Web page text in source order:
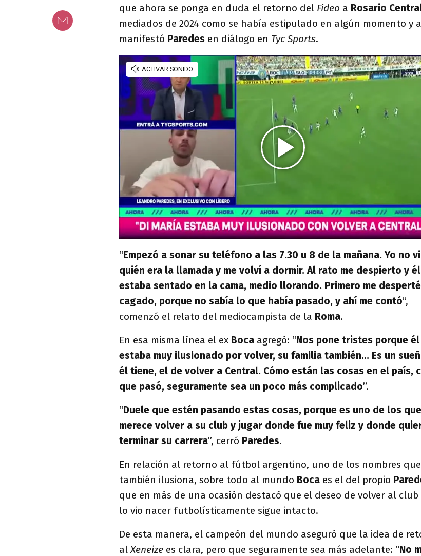
que ahora se ponga en duda el retorno del Fideo a Rosario
mediados de 2024 como se había estipulado en algún momento y
manifestó Paredes en diálogo en Tyc Sports.
“Empezó a sonar su teléfono a las 7.30 u 8 de la mañana. Yo no vi
quién era la llamada y me volví a dormir. Al rato me despierto y él
estaba sentado en la cama, medio llorando. Primero me
cagado, porque no sabía lo que había pasado, y ahí me contó”,
comenzó el relato del mediocampista de la Roma.
En esa misma línea el ex Boca agregó: “Nos pone tristes porque él
estaba muy ilusionado por volver, su familia también... Es un
él tiene, el de volver a Central. Cómo están las cosas en el país,
que pasó, seguramente sea un poco más complicado”.
“Duele que estén pasando estas cosas, porque es uno de los
merece volver a su club y jugar donde fue muy feliz y donde
terminar su carrera”, cerró Paredes.
En relación al retorno al fútbol argentino, uno de los nombres que
también ilusiona, sobre todo al mundo Boca es el del propio
que en más de una ocasión destacó que el deseo de volver al club
lo vio nacer futbolísticamente sigue intacto.
De esta manera, el campeón del mundo aseguró que la idea de
alXeneize es clara, pero que seguramente sea más adelante: “No